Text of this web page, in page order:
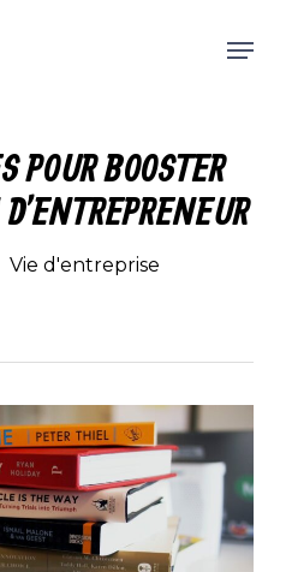
POUR BOOSTER
Vie d'entreprise